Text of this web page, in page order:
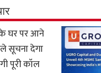
r
a
m
n
घर पर आने
सूचना देगा
पूरी कॉल